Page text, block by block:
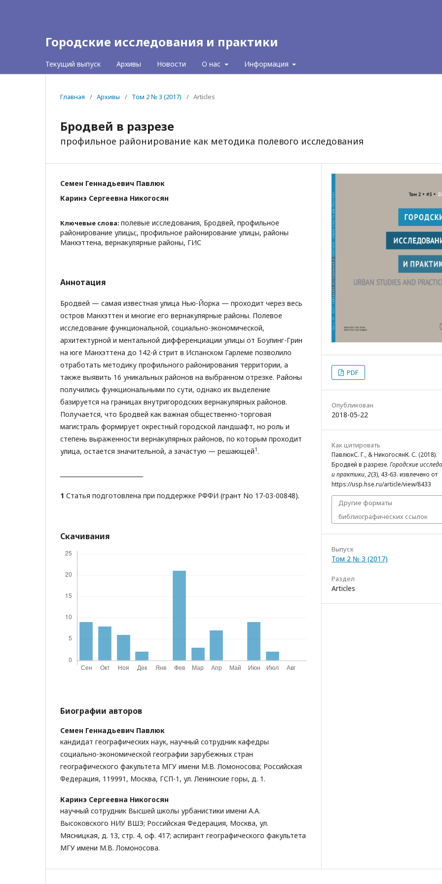
Городские исследования и практики
Текущий выпуск Архивы Новости О нас Информация
Главная / Архивы / Том 2 № 3 (2017) / Articles
Бродвей в разрезе
профильное районирование как методика полевого исследования
Семен Геннадьевич Павлюк
Каринэ Сергеевна Никогосян
Ключевые слова: полевые исследования, Бродвей, профильное
районирование улицы;, профильное районирование улицы, районы
Манхэттена, вернакулярные районы, ГИС
Аннотация
Бродвей — самая известная улица Нью-Йорка — проходит через весь
остров Манхэттен и многие его вернакулярные районы. Полевое
исследование функциональной, социально-экономической,
архитектурной и ментальной дифференциации улицы от Боулинг-Грин
на юге Манхэттена до 142-й стрит в Испанском Гарлеме позволило
отработать методику профильного районирования территории, а
также выявить 16 уникальных районов на выбранном отрезке. Районы
получились функциональными по сути, однако их выделение
базируется на границах внутригородских вернакулярных районов.
Получается, что Бродвей как важная общественно-торговая
магистраль формирует окрестный городской ландшафт, но роль и
степень выраженности вернакулярных районов, по которым проходит
улица, остается значительной, а зачастую — решающей1.
1 Статья подготовлена при поддержке РФФИ (грант No 17-03-00848).
Скачивания
Биографии авторов
Семен Геннадьевич Павлюк
кандидат географических наук, научный сотрудник кафедры
социально-экономической географии зарубежных стран
географического факультета МГУ имени М.В. Ломоносова; Российская
Федерация, 119991, Москва, ГСП-1, ул. Ленинские горы, д. 1.
Каринэ Сергеевна Никогосян
научный сотрудник Высшей школы урбанистики имени А.А.
Высоковского НИУ ВШЭ; Российская Федерация, Москва, ул.
Мясницкая, д. 13, стр. 4, оф. 417; аспирант географического факультета
МГУ имени М.В. Ломоносова.
PDF
Опубликован
2018-05-22
Как цитировать
ПавлюкС. Г., & НикогосянК. С. (2018).
Бродвей в разрезе. Городские
и практики,2(3), 43-63. извлечено от
https://usp.hse.ru/article/view/8433
Другие форматы
библиографических ссылок
Выпуск
Том 2 № 3 (2017)
Раздел
Articles